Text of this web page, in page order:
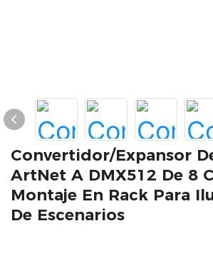
Convertidor/expansor
ArtNet A DMX512 De 8
Montaje En Rack Para
De Escenarios